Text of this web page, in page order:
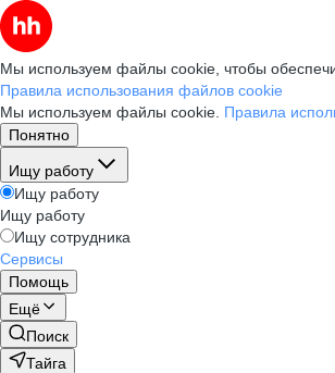
Мы используем файлы cookie, чтобы
Правила использования файлов cookie
Мы используем файлы cookie. Правила
Понятно
Ищу работу
Ищу работу
Ищу работу
Ищу сотрудника
Сервисы
Помощь
Ещё
Поиск
Тайга